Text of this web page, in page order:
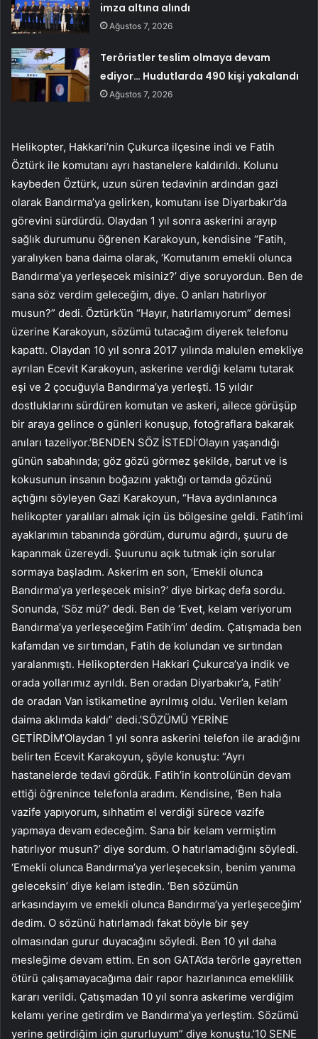
imza altına alındı
Ağustos 7, 2026
Teröristler teslim olmaya devam
ediyor… Hudutlarda 490 kişi yakalandı
Ağustos 7, 2026
Helikopter, Hakkari’nin Çukurca ilçesine indi ve Fatih
Öztürk ile komutanı ayrı hastanelere kaldırıldı. Kolunu
kaybeden Öztürk, uzun süren tedavinin ardından gazi
olarak Bandırma’ya gelirken, komutanı ise Diyarbakır’da
görevini sürdürdü. Olaydan 1 yıl sonra askerini arayıp
sağlık durumunu öğrenen Karakoyun, kendisine “Fatih,
yaralıyken bana daima olarak, ‘Komutanım emekli olunca
Bandırma’ya yerleşecek misiniz?’ diye soruyordun. Ben de
sana söz verdim geleceğim, diye. O anları hatırlıyor
musun?” dedi. Öztürk’ün “Hayır, hatırlamıyorum” demesi
üzerine Karakoyun, sözümü tutacağım diyerek telefonu
kapattı. Olaydan 10 yıl sonra 2017 yılında malulen emekliye
ayrılan Ecevit Karakoyun, askerine verdiği kelamı tutarak
eşi ve 2 çocuğuyla Bandırma’ya yerleşti. 15 yıldır
dostluklarını sürdüren komutan ve askeri, ailece görüşüp
bir araya gelince o günleri konuşup, fotoğraflara bakarak
anıları tazeliyor.’BENDEN SÖZ İSTEDİ’Olayın yaşandığı
günün sabahında; göz gözü görmez şekilde, barut ve is
kokusunun insanın boğazını yaktığı ortamda gözünü
açtığını söyleyen Gazi Karakoyun, “Hava aydınlanınca
helikopter yaralıları almak için üs bölgesine geldi. Fatih’imi
ayaklarımın tabanında gördüm, durumu ağırdı, şuuru de
kapanmak üzereydi. Şuurunu açık tutmak için sorular
sormaya başladım. Askerim en son, ‘Emekli olunca
Bandırma’ya yerleşecek misin?’ diye birkaç defa sordu.
Sonunda, ‘Söz mü?’ dedi. Ben de ‘Evet, kelam veriyorum
Bandırma’ya yerleşeceğim Fatih’im’ dedim. Çatışmada ben
kafamdan ve sırtımdan, Fatih de kolundan ve sırtından
yaralanmıştı. Helikopterden Hakkari Çukurca’ya indik ve
orada yollarımız ayrıldı. Ben oradan Diyarbakır’a, Fatih’
de oradan Van istikametine ayrılmış oldu. Verilen kelam
daima aklımda kaldı” dedi.’SÖZÜMÜ YERİNE
GETİRDİM’Olaydan 1 yıl sonra askerini telefon ile aradığını
belirten Ecevit Karakoyun, şöyle konuştu: “Ayrı
hastanelerde tedavi gördük. Fatih’in kontrolünün devam
ettiği öğrenince telefonla aradım. Kendisine, ‘Ben hala
vazife yapıyorum, sıhhatim el verdiği sürece vazife
yapmaya devam edeceğim. Sana bir kelam vermiştim
hatırlıyor musun?’ diye sordum. O hatırlamadığını söyledi.
‘Emekli olunca Bandırma’ya yerleşeceksin, benim yanıma
geleceksin’ diye kelam istedin. ‘Ben sözümün
arkasındayım ve emekli olunca Bandırma’ya yerleşeceğim’
dedim. O sözünü hatırlamadı fakat böyle bir şey
olmasından gurur duyacağını söyledi. Ben 10 yıl daha
mesleğime devam ettim. En son GATA’da terörle gayretten
ötürü çalışamayacağıma dair rapor hazırlanınca emeklilik
kararı verildi. Çatışmadan 10 yıl sonra askerime verdiğim
kelamı yerine getirdim ve Bandırma’ya yerleştim. Sözümü
yerine getirdiğim için gururluyum” diye konuştu.’10 SENE